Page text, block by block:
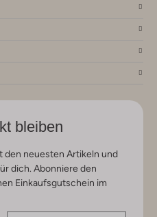
bleiben
den neuesten Artikeln und
dich. Abonniere den
Einkaufsgutschein im